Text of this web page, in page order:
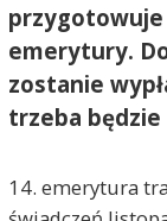
emerytury.
zostanie
trzeba będzie
14. emerytura